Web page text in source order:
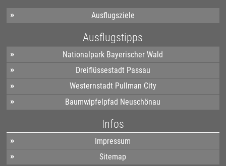
Ausflugsziele
Ausflugstipps
Nationalpark Bayerischer Wald
Dreiflüssestadt Passau
Westernstadt Pullman City
Baumwipfelpfad Neuschönau
Infos
Impressum
Sitemap